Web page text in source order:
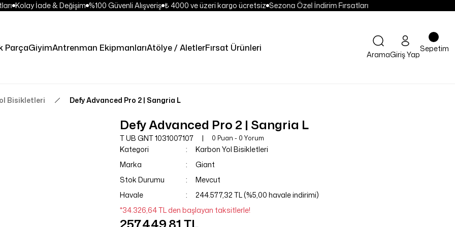
Kolay İade & Değişim %100 Güvenli Alışveriş ₺ 4000 ve üzeri kargo ücretsiz Sezona Özel İndirim Fırsatları
ParçaGiyimAntrenman EkipmanlarıAtölye / AletlerFırsat Ürünleri
AramaGiriş Yap
Sepetim
Bisikletleri Defy Advanced Pro 2 | Sangria L
Defy Advanced Pro 2 | Sangria L
T UB GNT 1031007107 0 Puan - 0 Yorum
Kategori
Karbon Yol Bisikletleri
Marka
Giant
Stok Durumu
Mevcut
Havale
244.577,32 TL (%5,00 havale indirimi)
*34.326,64 TL den başlayan taksitlerle!